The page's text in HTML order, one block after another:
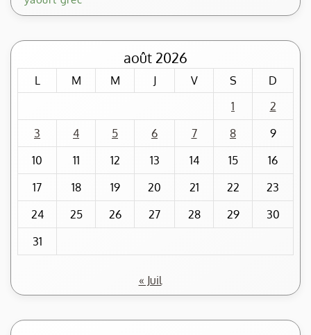
août 2026
L M M J V S
D
1
2
3
4 5 6 7 8
9
10
11 12 13 14 15
16
17
18 19 20 21 22
23
24
25 26 27 28 29
30
31
« Juil